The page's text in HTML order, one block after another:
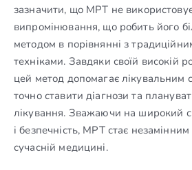
зазначити, що МРТ не
випромінювання, що робить його
методом в порівнянні з
техніками. Завдяки своїй високій
цей метод допомагає лікувальним
точно ставити діагнози та
лікування. Зважаючи на широкий
і безпечність, МРТ стає
сучасній медицині.